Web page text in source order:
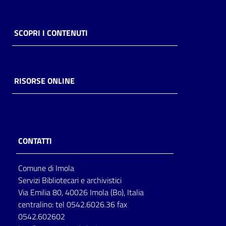
on line
Chiedi al
bibliotecario
Orari
SCOPRI I CONTENUTI
RISORSE ONLINE
CONTATTI
Comune di Imola
Servizi Bibliotecari e archivistici
Via Emilia 80, 40026 Imola (Bo), Italia
centralino: tel 0542.6026.36 fax
0542.602602